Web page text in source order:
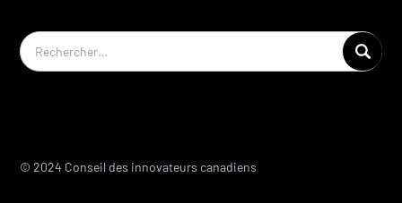
© 2024 Conseil des innovateurs canadiens